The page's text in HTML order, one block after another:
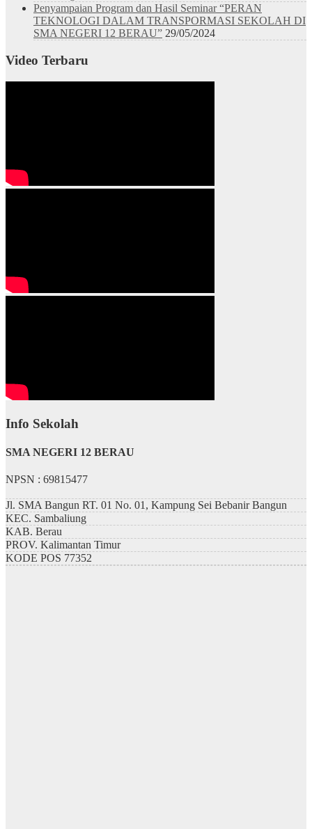
Penyampaian Program dan Hasil Seminar “PERAN
TEKNOLOGI DALAM TRANSPORMASI SEKOLAH DI
SMA NEGERI 12 BERAU” 29/05/2024
Video Terbaru
Info Sekolah
SMA NEGERI 12 BERAU
NPSN : 69815477
Jl. SMA Bangun RT. 01 No. 01, Kampung Sei Bebanir Bangun
KEC. Sambaliung
KAB. Berau
PROV. Kalimantan Timur
KODE POS 77352